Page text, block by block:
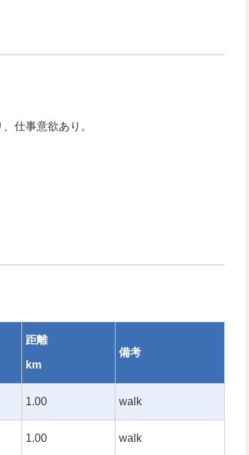
仕事意欲あり。
距離
km
備考
1.00 walk
1.00 walk